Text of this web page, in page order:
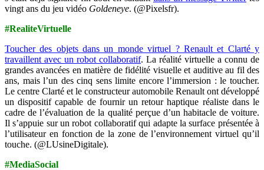
vingt ans du jeu vidéo Goldeneye. (@Pixelsfr).
#RealiteVirtuelle
Toucher des objets dans un monde virtuel ? Renault et Clarté y
travaillent avec un robot collaboratif. La réalité virtuelle a connu de
grandes avancées en matière de fidélité visuelle et auditive au fil des
ans, mais l’un des cinq sens limite encore l’immersion : le toucher.
Le centre Clarté et le constructeur automobile Renault ont développé
un dispositif capable de fournir un retour haptique réaliste dans le
cadre de l’évaluation de la qualité perçue d’un habitacle de voiture.
Il s’appuie sur un robot collaboratif qui adapte la surface présentée à
l’utilisateur en fonction de la zone de l’environnement virtuel qu’il
touche. (@LUsineDigitale).
#MediaSocial